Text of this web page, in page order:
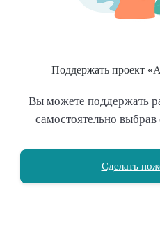
Поддержать проект
Вы можете поддержать
самостоятельно
Сделать